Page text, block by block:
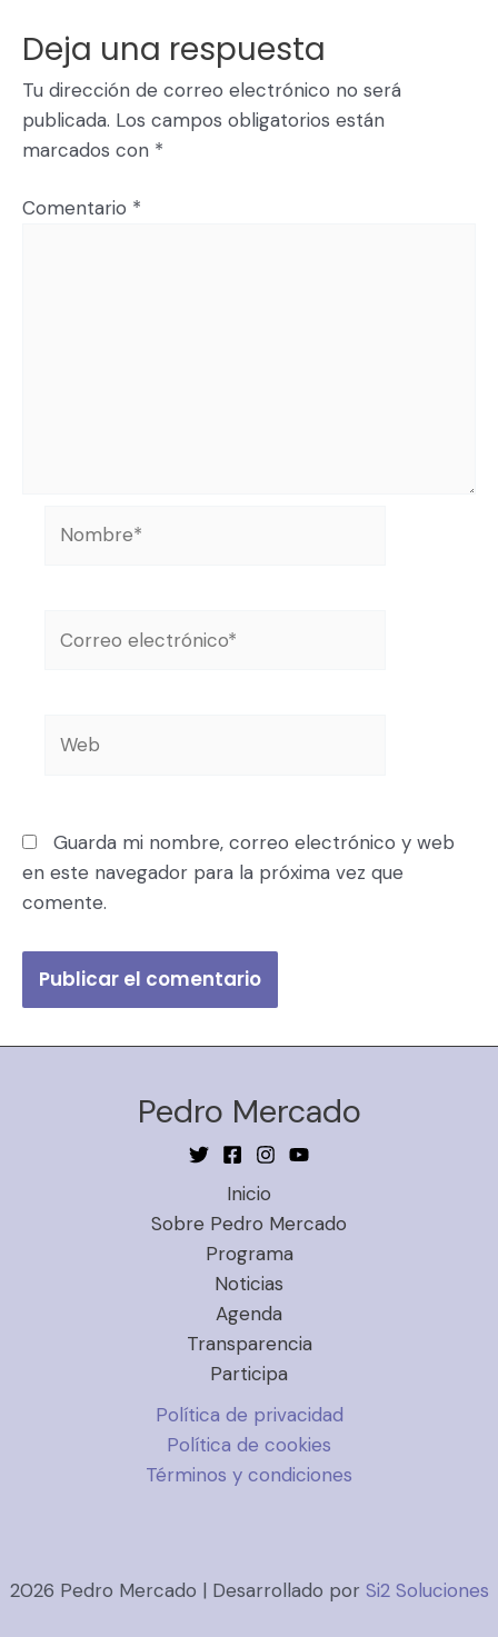
Deja una respuesta
Tu dirección de correo electrónico no será
publicada. Los campos obligatorios están
marcados con *
Comentario *
Guarda mi nombre, correo electrónico y web
en este navegador para la próxima vez que
comente.
Pedro Mercado
Inicio
Sobre Pedro Mercado
Programa
Noticias
Agenda
Transparencia
Participa
Política de privacidad
Política de cookies
Términos y condiciones
2026 Pedro Mercado | Desarrollado por Si2 Soluciones